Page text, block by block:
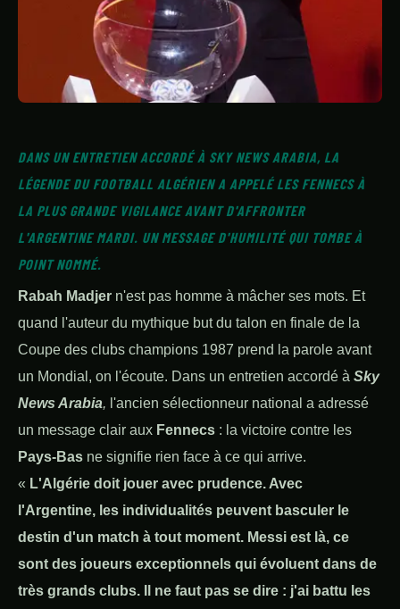
DANS UN ENTRETIEN ACCORDÉ À SKY NEWS ARABIA, LA
LÉGENDE DU FOOTBALL ALGÉRIEN A APPELÉ LES FENNECS À
LA PLUS GRANDE VIGILANCE AVANT D'AFFRONTER
L'ARGENTINE MARDI. UN MESSAGE D'HUMILITÉ QUI TOMBE À
POINT NOMMÉ.
Rabah Madjer n'est pas homme à mâcher ses mots. Et
quand l'auteur du mythique but du talon en finale de la
Coupe des clubs champions 1987 prend la parole avant
un Mondial, on l'écoute. Dans un entretien accordé à Sky
News Arabia, l'ancien sélectionneur national a adressé
un message clair aux Fennecs : la victoire contre les
Pays-Bas ne signifie rien face à ce qui arrive.
« L'Algérie doit jouer avec prudence. Avec
l'Argentine, les individualités peuvent basculer le
destin d'un match à tout moment. Messi est là, ce
sont des joueurs exceptionnels qui évoluent dans de
très grands clubs. Il ne faut pas se dire : j'ai battu les